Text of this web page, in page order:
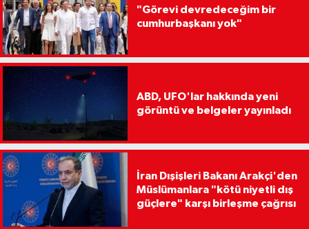
"Görevi devredeceğim bir
cumhurbaşkanı yok"
ABD, UFO'lar hakkında yeni
görüntü ve belgeler yayınladı
İran Dışişleri Bakanı Arakçi'den
Müslümanlara "kötü niyetli dış
güçlere" karşı birleşme çağrısı